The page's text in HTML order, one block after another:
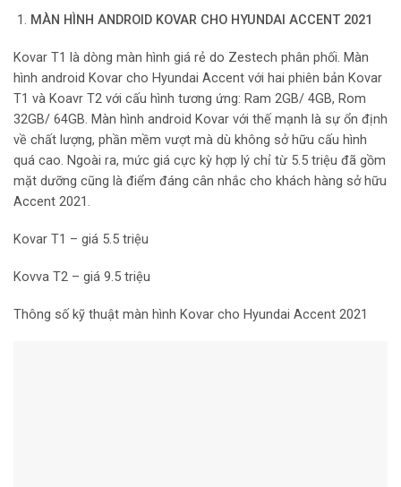
MÀN HÌNH ANDROID KOVAR CHO HYUNDAI ACCENT 2021
Kovar T1 là dòng màn hình giá rẻ do Zestech phân phối. Màn
hình android Kovar cho Hyundai Accent với hai phiên bản Kovar
T1 và Koavr T2 với cấu hình tương ứng: Ram 2GB/ 4GB, Rom
32GB/ 64GB. Màn hình android Kovar với thế mạnh là sự ổn định
về chất lượng, phần mềm vượt mà dù không sở hữu cấu hình
quá cao. Ngoài ra, mức giá cực kỳ hợp lý chỉ từ 5.5 triệu đã gồm
mặt dưỡng cũng là điểm đáng cân nhắc cho khách hàng sở hữu
Accent 2021.
Kovar T1 – giá 5.5 triệu
Kovva T2 – giá 9.5 triệu
Thông số kỹ thuật màn hình Kovar cho Hyundai Accent 2021